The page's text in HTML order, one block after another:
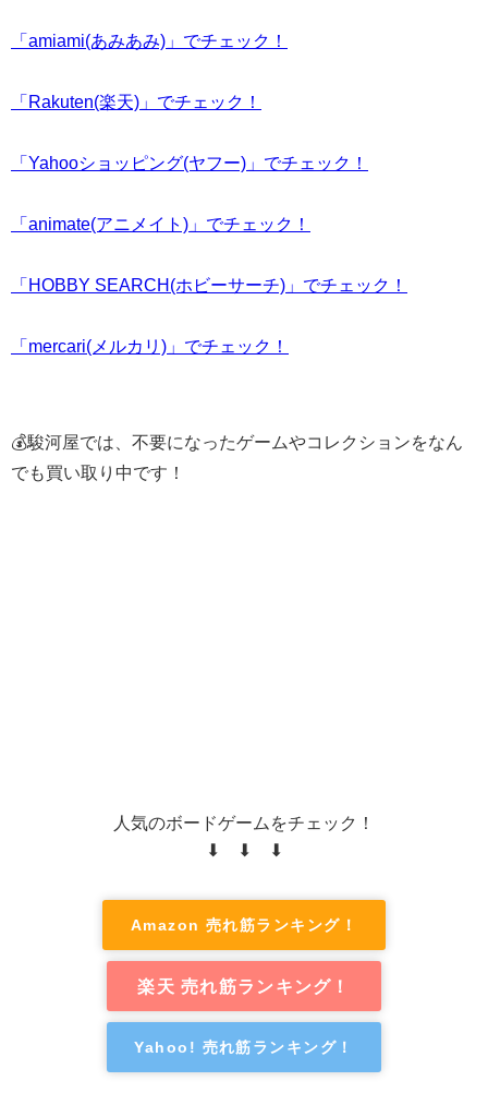
「amiami(あみあみ)」でチェック！
「Rakuten(楽天)」でチェック！
「Yahooショッピング(ヤフー)」でチェック！
「animate(アニメイト)」でチェック！
「HOBBY SEARCH(ホビーサーチ)」でチェック！
「mercari(メルカリ)」でチェック！
💰駿河屋では、不要になったゲームやコレクションをなん
でも買い取り中です！
人気のボードゲームをチェック！
⬇ ⬇ ⬇
Amazon 売れ筋ランキング！
楽天 売れ筋ランキング！
Yahoo! 売れ筋ランキング！